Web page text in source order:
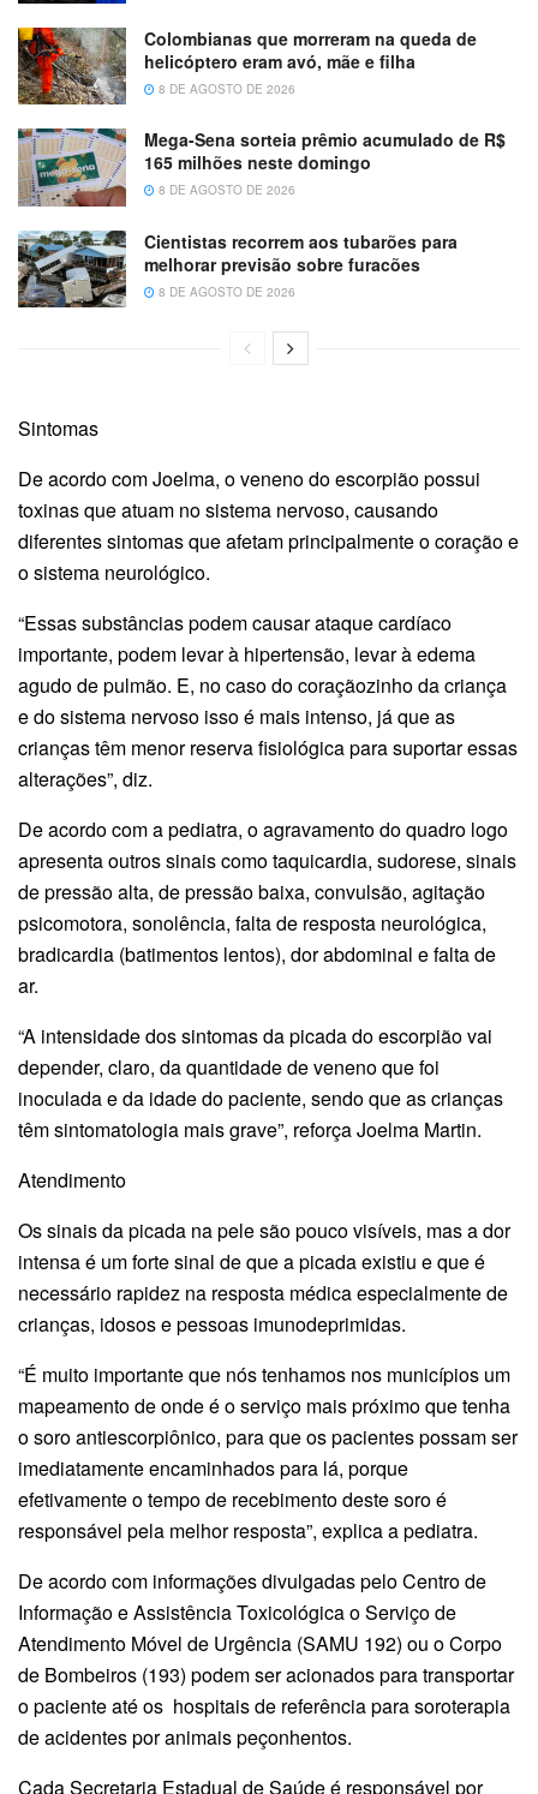
Colombianas que morreram na queda de
helicóptero eram avó, mãe e filha
8 DE AGOSTO DE 2026
Mega-Sena sorteia prêmio acumulado de R$
165 milhões neste domingo
8 DE AGOSTO DE 2026
Cientistas recorrem aos tubarões para
melhorar previsão sobre furacões
8 DE AGOSTO DE 2026
Sintomas
De acordo com Joelma, o veneno do escorpião possui
toxinas que atuam no sistema nervoso, causando
diferentes sintomas que afetam principalmente o coração e
o sistema neurológico.
“Essas substâncias podem causar ataque cardíaco
importante, podem levar à hipertensão, levar à edema
agudo de pulmão. E, no caso do coraçãozinho da criança
e do sistema nervoso isso é mais intenso, já que as
crianças têm menor reserva fisiológica para suportar essas
alterações”, diz.
De acordo com a pediatra, o agravamento do quadro logo
apresenta outros sinais como taquicardia, sudorese, sinais
de pressão alta, de pressão baixa, convulsão, agitação
psicomotora, sonolência, falta de resposta neurológica,
bradicardia (batimentos lentos), dor abdominal e falta de
ar.
“A intensidade dos sintomas da picada do escorpião vai
depender, claro, da quantidade de veneno que foi
inoculada e da idade do paciente, sendo que as crianças
têm sintomatologia mais grave”, reforça Joelma Martin.
Atendimento
Os sinais da picada na pele são pouco visíveis, mas a dor
intensa é um forte sinal de que a picada existiu e que é
necessário rapidez na resposta médica especialmente de
crianças, idosos e pessoas imunodeprimidas.
“É muito importante que nós tenhamos nos municípios um
mapeamento de onde é o serviço mais próximo que tenha
o soro antiescorpiônico, para que os pacientes possam ser
imediatamente encaminhados para lá, porque
efetivamente o tempo de recebimento deste soro é
responsável pela melhor resposta”, explica a pediatra.
De acordo com informações divulgadas pelo Centro de
Informação e Assistência Toxicológica o Serviço de
Atendimento Móvel de Urgência (SAMU 192) ou o Corpo
de Bombeiros (193) podem ser acionados para transportar
o paciente até os hospitais de referência para soroterapia
de acidentes por animais peçonhentos.
Cada Secretaria Estadual de Saúde é responsável por